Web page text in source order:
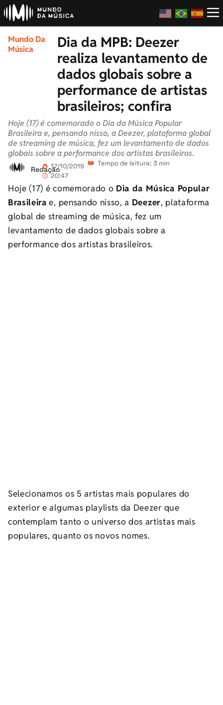
Mundo Da
Música
Dia da MPB: Deezer
realiza levantamento de
dados globais sobre a
performance de artistas
brasileiros; confira
Hoje (17) é comemorado o Dia da Música Popular
Brasileira e, pensando nisso, a Deezer, plataforma global
de streaming de música, fez um levantamento de dados
globais sobre a performance dos artistas brasileiros.
Redação17/10/2019
20:47
Tempo de leitura: 3 min
Hoje (17) é comemorado o Dia da Música Popular
Brasileira e, pensando nisso, a Deezer, plataforma
global de streaming de música, fez um
levantamento de dados globais sobre a
performance dos artistas brasileiros.
Selecionamos os 5 artistas mais populares do
exterior e algumas playlists da Deezer que
contemplam tanto o universo dos artistas mais
populares, quanto os novos nomes.